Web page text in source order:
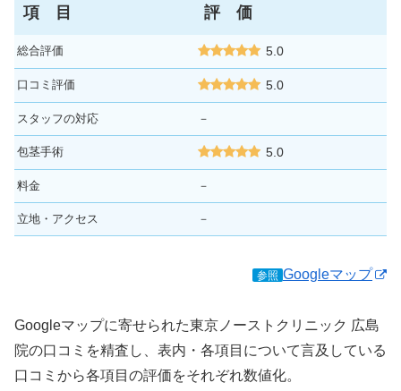
項 目 評 価
総合評価 5.0
口コミ評価 5.0
スタッフの対応 －
包茎手術 5.0
料金 －
立地・アクセス －
参照 Googleマップ
Googleマップに寄せられた東京ノーストクリニック 広島
院の口コミを精査し、表内・各項目について言及している
口コミから各項目の評価をそれぞれ数値化。